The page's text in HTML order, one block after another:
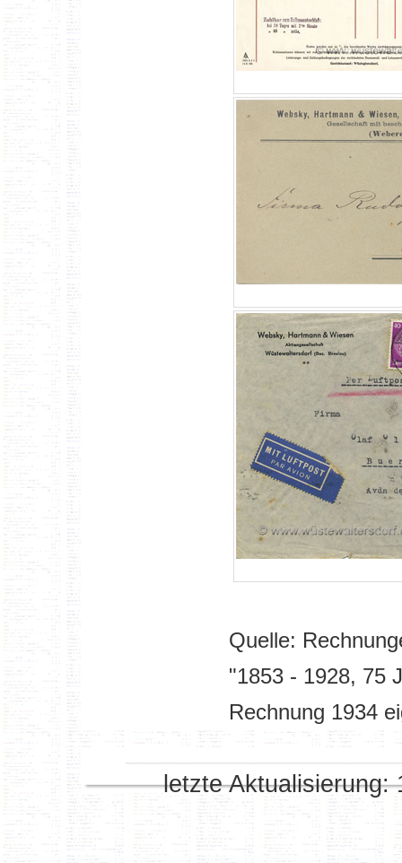
Quelle:
"1853 - 1928, 75
Rechnung 1934
letzte Aktualisierung: